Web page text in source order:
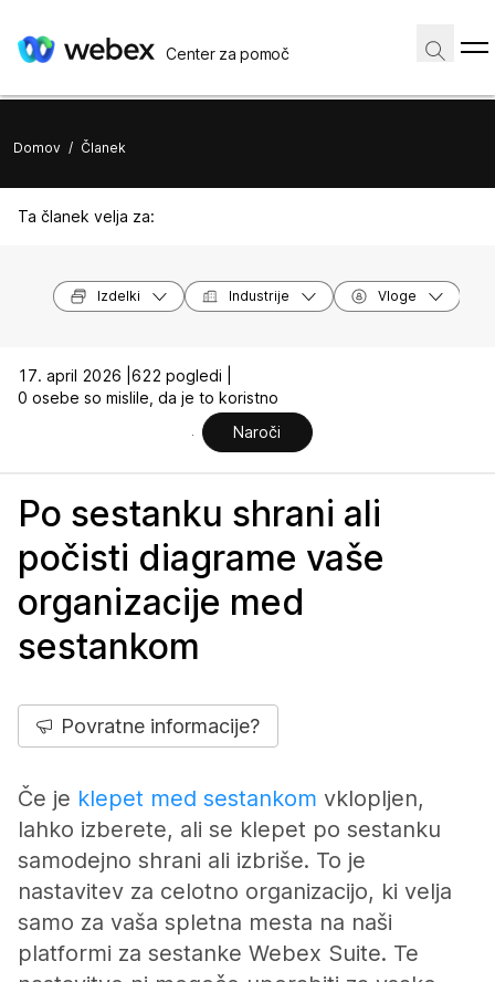
Center za pomoč
Domov / Članek
Ta članek velja za:
Izdelki Industrije Vloge
17. april 2026 | 622 pogledi |
0 osebe so mislile, da je to koristno
Naroči
Po sestanku shrani ali
počisti diagrame vaše
organizacije med
sestankom
Povratne informacije?
Če je klepet med sestankom vklopljen,
lahko izberete, ali se klepet po sestanku
samodejno shrani ali izbriše. To je
nastavitev za celotno organizacijo, ki velja
samo za vaša spletna mesta na naši
platformi za sestanke Webex Suite. Te